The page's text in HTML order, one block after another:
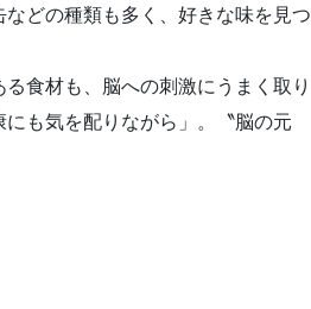
どの種類も多く、好きな味を見つ
食材も、脳への刺激にうまく取り
も気を配りながら」。〝脳の元